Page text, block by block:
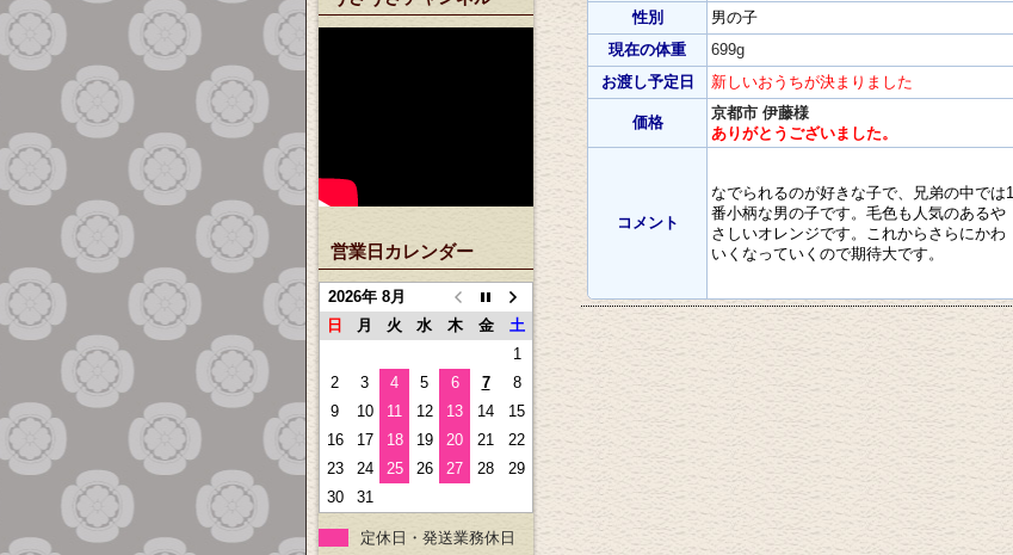
性別
男の子
現在の体重
699g
お渡し予定日
新しいおうちが決まりました
価格
京都市 伊藤様
ありがとうございました。
コメント
なでられるのが好きな子で、兄弟の中では1
番小柄な男の子です。毛色も人気のあるや
さしいオレンジです。これからさらにかわ
いくなっていくので期待大です。
営業日カレンダー
2026年 8月
日
月 火 水 木 金
土
1
2
3 4 5 6 7
8
9
10 11 12 13 14
15
16
17 18 19 20 21
22
23
24 25 26 27 28
29
30
31
定休日・発送業務休日